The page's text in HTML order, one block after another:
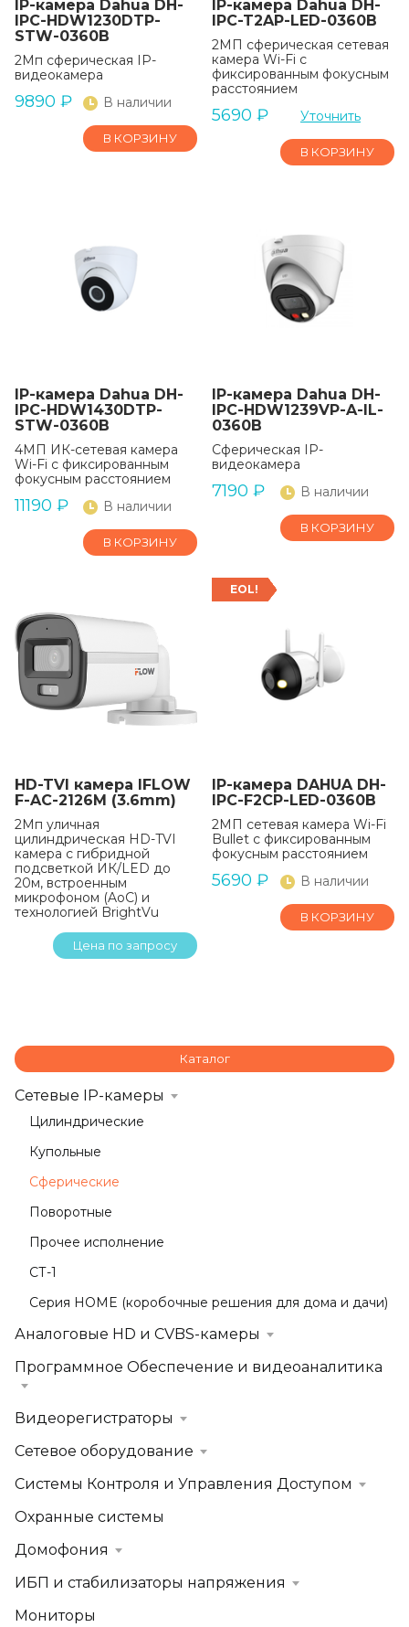
IP-камера Dahua DH-
IPC-HDW1230DTP-
STW-0360B
2Мп сферическая IP-
видеокамера
9890 ₽ В наличии
В КОРЗИНУ
IP-камера Dahua DH-
IPC-T2AP-LED-0360B
2МП сферическая сетевая
камера Wi-Fi с
фиксированным фокусным
расстоянием
5690 ₽ Уточнить
В КОРЗИНУ
IP-камера Dahua DH-
IPC-HDW1430DTP-
STW-0360B
4МП ИК-сетевая камера
Wi-Fi с фиксированным
фокусным расстоянием
11190 ₽ В наличии
В КОРЗИНУ
IP-камера Dahua DH-
IPC-HDW1239VP-A-IL-
0360B
Сферическая IP-
видеокамера
7190 ₽ В наличии
В КОРЗИНУ
HD-TVI камера IFLOW
F-AC-2126M (3.6mm)
2Мп уличная
цилиндрическая HD-TVI
камера с гибридной
подсветкой ИК/LED до
20м, встроенным
микрофоном (AoC) и
технологией BrightVu
Цена по запросу
EOL!
IP-камера DAHUA DH-
IPC-F2CP-LED-0360B
2МП сетевая камера Wi-Fi
Bullet с фиксированным
фокусным расстоянием
5690 ₽ В наличии
В КОРЗИНУ
Каталог
Сетевые IP-камеры
Цилиндрические
Купольные
Сферические
Поворотные
Прочее исполнение
СТ-1
Серия HOME (коробочные решения для дома и дачи)
Аналоговые HD и CVBS-камеры
Программное Обеспечение и видеоаналитика
Видеорегистраторы
Сетевое оборудование
Системы Контроля и Управления Доступом
Охранные системы
Домофония
ИБП и стабилизаторы напряжения
Мониторы